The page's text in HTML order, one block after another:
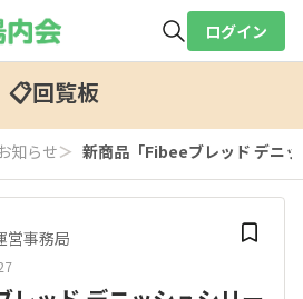
ログイン
📋回覧板
知らせ＞ 新商品「Fibeeブレッド デニ
営事務局